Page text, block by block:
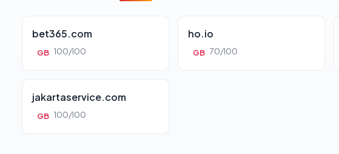
bet365.com
GB 100/100
ho.io
GB 70/100
jakartaservice.com
GB 100/100